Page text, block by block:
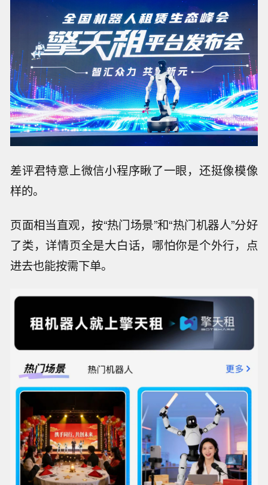
差评君特意上微信小程序瞅了一眼，还挺像模像
样的。
页面相当直观，按“热门场景”和“热门机器人”分好
了类，详情页全是大白话，哪怕你是个外行，点
进去也能按需下单。